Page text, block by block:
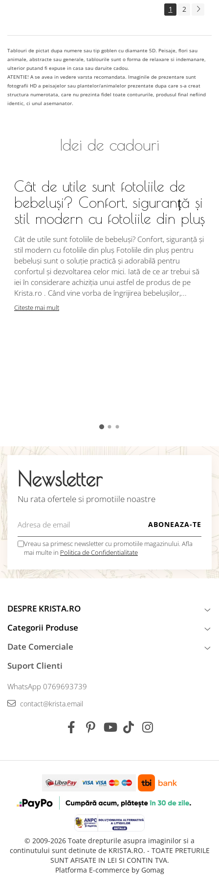
1 2
Tablouri de pictat dupa numere sau tip goblen cu diamante 5D. Peisaje, flori sau
animale, abstracte sau generale, tablourile sunt o forma de relaxare si indemanare,
ulterior putand fi expuse in casa sau daruite cadou.
ATENTIE! A se avea in vedere varsta recomandata. Imaginile de prezentare sunt
fotografii HD a peisajelor sau plantelor/animalelor prezentate dupa care s-a creat
structura numerotata, care nu prezinta fidel toate contururile, produsul final nefiind
identic, ci unul asemanator.
Idei de cadouri
Cât de utile sunt fotoliile de
bebeluși? Confort, siguranță și
stil modern cu fotoliile din pluș
Cât de utile sunt fotoliile de bebeluși? Confort, siguranță și
stil modern cu fotoliile din pluș Fotoliile din pluș pentru
bebeluși sunt o soluție practică și adorabilă pentru
confortul și dezvoltarea celor mici. Iată de ce ar trebui să
iei în considerare achiziția unui astfel de produs de pe
Krista.ro . Când vine vorba de îngrijirea bebelușilor,...
Citeste mai mult
Newsletter
Nu rata ofertele si promotiile noastre
Vreau sa primesc newsletter cu promotiile magazinului. Afla
mai multe in Politica de Confidentialitate
DESPRE KRISTA.RO
Categorii Produse
Date Comerciale
Suport Clienti
WhatsApp 0769693739
contact@krista.email
© 2009-2026 Toate drepturile asupra imaginilor si a
continutului sunt detinute de KRISTA.RO. - TOATE PRETURILE
SUNT AFISATE IN LEI SI CONTIN TVA.
Platforma E-commerce by Gomag